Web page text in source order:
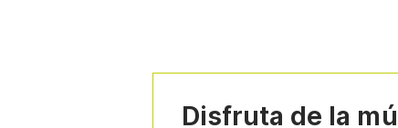
Disfruta de la